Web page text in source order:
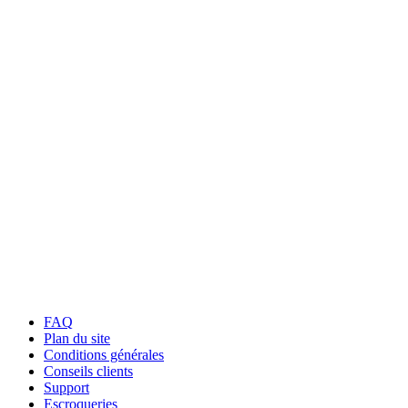
FAQ
Plan du site
Conditions générales
Conseils clients
Support
Escroqueries